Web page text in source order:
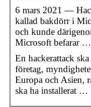
6 mars 2021 —
kallad bakdörr i
och kunde
Microsoft befarar …
En hackerattack
företag,
Europa och Asien,
ska ha installerat …